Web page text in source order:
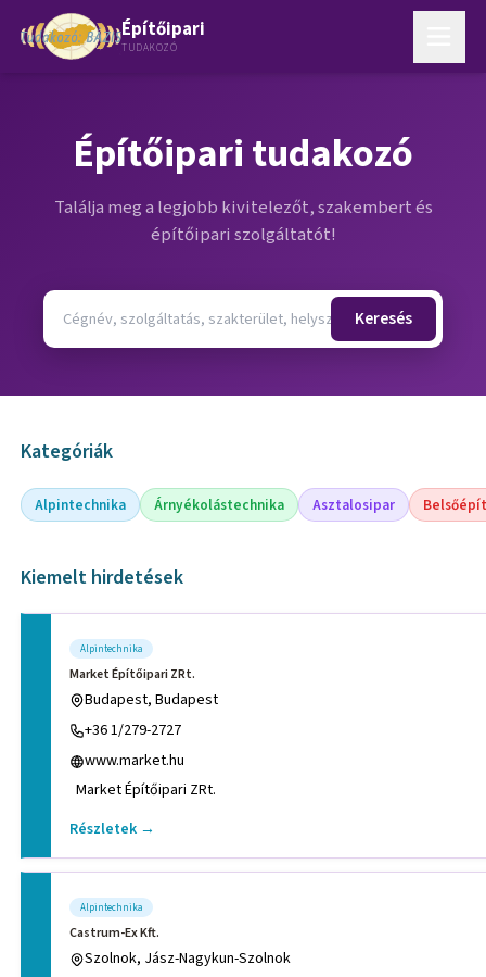
Építőipari
TUDAKOZÓ
Építőipari tudakozó
Találja meg a legjobb kivitelezőt, szakembert és
építőipari szolgáltatót!
Keresés
Kategóriák
Alpintechnika Árnyékolástechnika Asztalosipar
Kiemelt hirdetések
Alpintechnika
Market Építőipari ZRt.
Budapest, Budapest
+36 1/279-2727
www.market.hu
Market Építőipari ZRt.
Részletek →
Alpintechnika
Castrum-Ex Kft.
Szolnok, Jász-Nagykun-Szolnok